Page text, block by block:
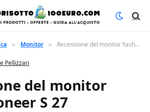
» Monitor » Recensione del monitor Yashi Pioneer S 27
Pellizzari
del monitor
S 27